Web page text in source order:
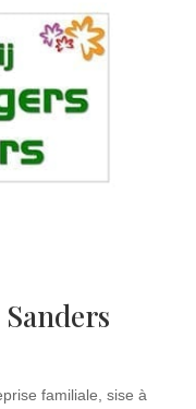
familiale, sise à